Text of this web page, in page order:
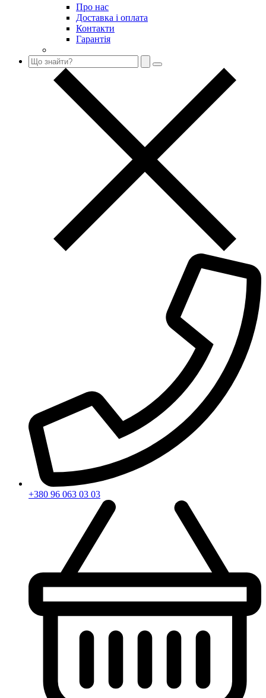
Про нас
Доставка і оплата
Контакти
Гарантія
+380 96 063 03 03